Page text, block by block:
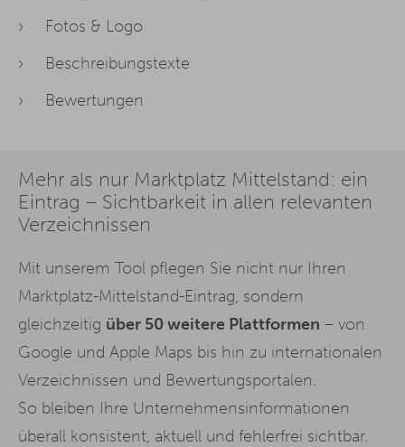
Fotos & Logo
Beschreibungstexte
Bewertungen
Mehr als nur Marktplatz Mittelstand: ein
Eintrag – Sichtbarkeit in allen relevanten
Verzeichnissen
Mit unserem Tool pflegen Sie nicht nur Ihren
Marktplatz-Mittelstand-Eintrag, sondern
gleichzeitig über 50 weitere Plattformen – von
Google und Apple Maps bis hin zu internationalen
Verzeichnissen und Bewertungsportalen.
So bleiben Ihre Unternehmensinformationen
überall konsistent, aktuell und fehlerfrei sichtbar.